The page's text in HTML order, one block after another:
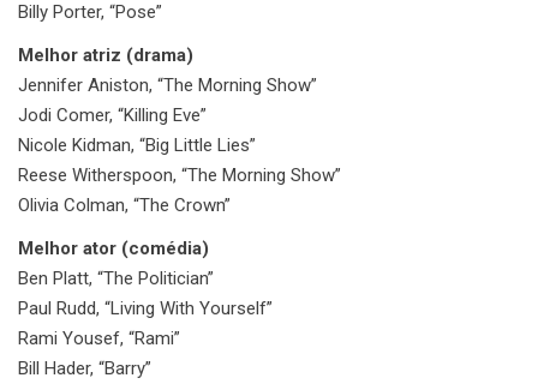
Billy Porter, “Pose”
Melhor atriz (drama)
Jennifer Aniston, “The Morning Show”
Jodi Comer, “Killing Eve”
Nicole Kidman, “Big Little Lies”
Reese Witherspoon, “The Morning Show”
Olivia Colman, “The Crown”
Melhor ator (comédia)
Ben Platt, “The Politician”
Paul Rudd, “Living With Yourself”
Rami Yousef, “Rami”
Bill Hader, “Barry”